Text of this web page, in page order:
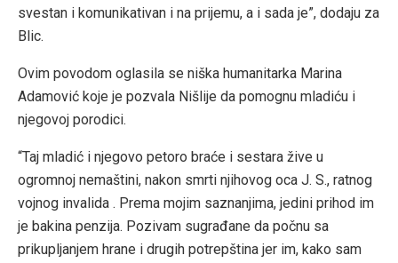
svestan i komunikativan i na prijemu, a i sada je”, dodaju za
Blic.
Ovim povodom oglasila se niška humanitarka Marina
Adamović koje je pozvala Nišlije da pomognu mladiću i
njegovoj porodici.
“Taj mladić i njegovo petoro braće i sestara žive u
ogromnoj nemaštini, nakon smrti njihovog oca J. S., ratnog
vojnog invalida . Prema mojim saznanjima, jedini prihod im
je bakina penzija. Pozivam sugrađane da počnu sa
prikupljanjem hrane i drugih potrepština jer im, kako sam